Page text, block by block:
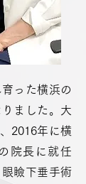
った横浜の
ました。大
2016年に横
院長に就任
瞼下垂手術